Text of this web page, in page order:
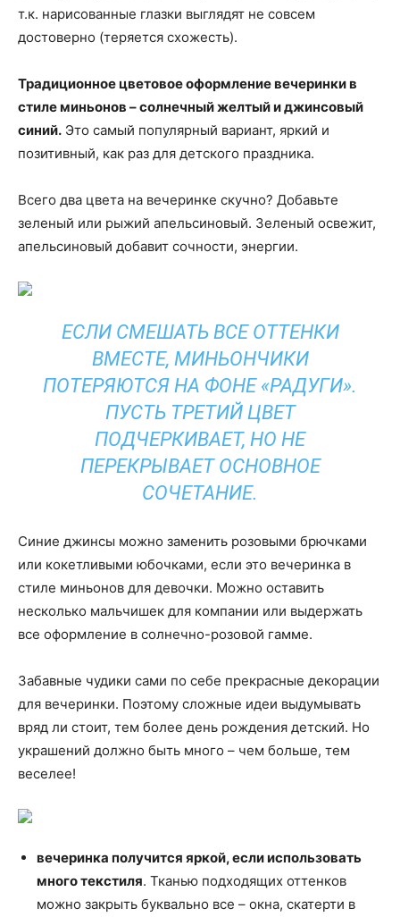
т.к. нарисованные глазки выглядят не совсем
достоверно (теряется схожесть).
Традиционное цветовое оформление вечеринки в
стиле миньонов – солнечный желтый и джинсовый
синий. Это самый популярный вариант, яркий и
позитивный, как раз для детского праздника.
Всего два цвета на вечеринке скучно? Добавьте
зеленый или рыжий апельсиновый. Зеленый освежит,
апельсиновый добавит сочности, энергии.
ЕСЛИ СМЕШАТЬ ВСЕ ОТТЕНКИ
ВМЕСТЕ, МИНЬОНЧИКИ
ПОТЕРЯЮТСЯ НА ФОНЕ «РАДУГИ».
ПУСТЬ ТРЕТИЙ ЦВЕТ
ПОДЧЕРКИВАЕТ, НО НЕ
ПЕРЕКРЫВАЕТ ОСНОВНОЕ
СОЧЕТАНИЕ.
Синие джинсы можно заменить розовыми брючками
или кокетливыми юбочками, если это вечеринка в
стиле миньонов для девочки. Можно оставить
несколько мальчишек для компании или выдержать
все оформление в солнечно-розовой гамме.
Забавные чудики сами по себе прекрасные декорации
для вечеринки. Поэтому сложные идеи выдумывать
вряд ли стоит, тем более день рождения детский. Но
украшений должно быть много – чем больше, тем
веселее!
вечеринка получится яркой, если использовать
много текстиля. Тканью подходящих оттенков
можно закрыть буквально все – окна, скатерти в